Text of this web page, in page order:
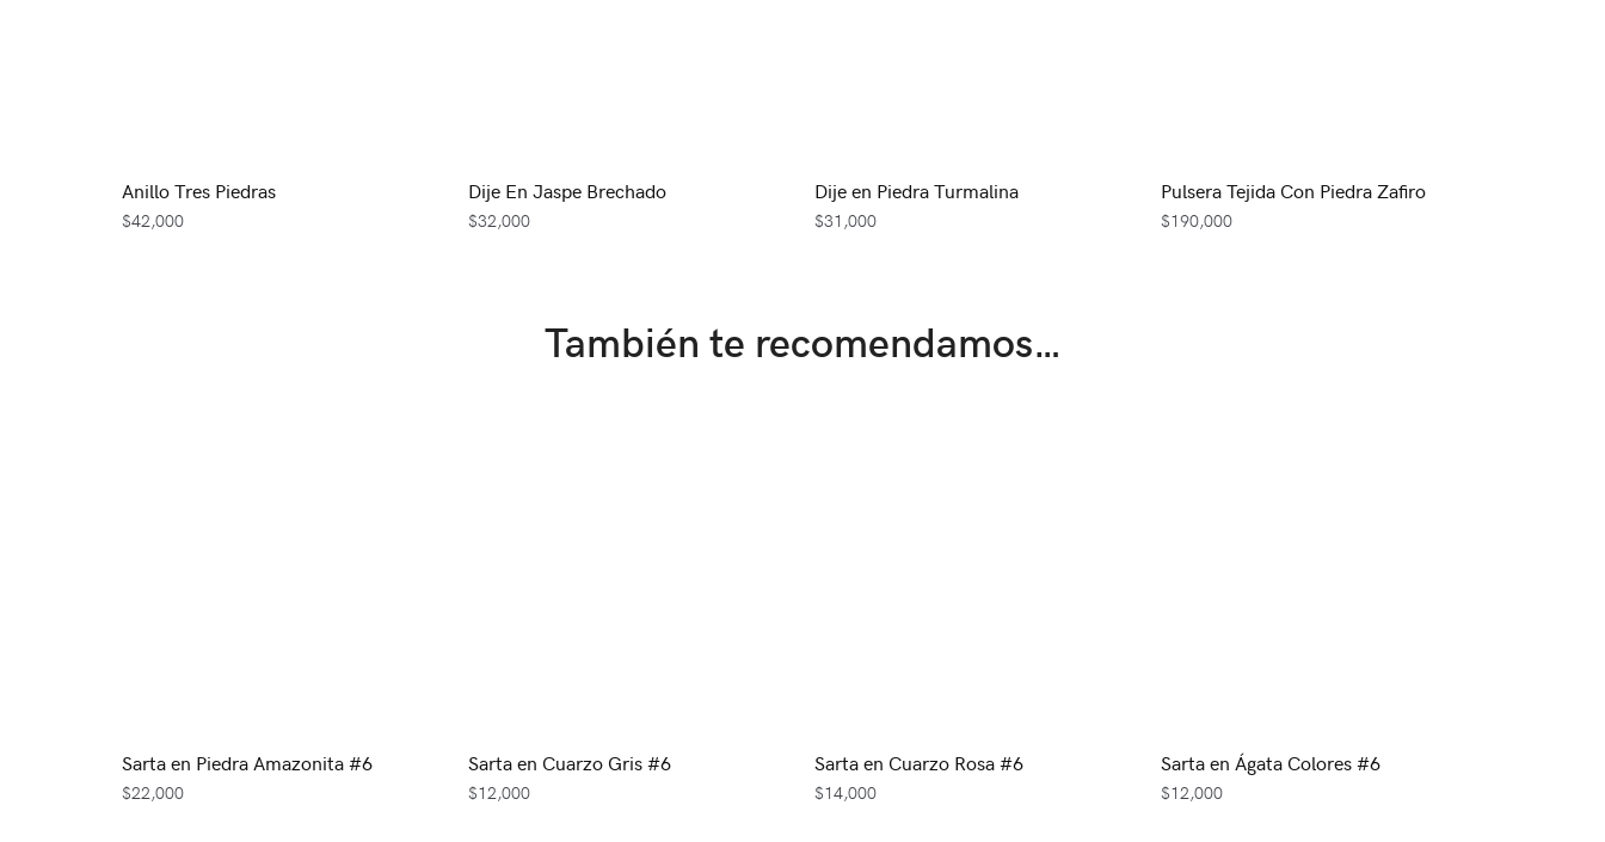
Anillo Tres Piedras
$42,000
Dije En Jaspe Brechado
$32,000
Dije en Piedra Turmalina
$31,000
Pulsera Tejida Con Piedra Zafiro
$190,000
También te recomendamos…
Sarta en Piedra Amazonita #6
$22,000
Sarta en Cuarzo Gris #6
$12,000
Sarta en Cuarzo Rosa #6
$14,000
Sarta en Ágata Colores #6
$12,000